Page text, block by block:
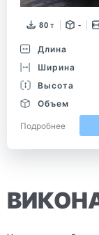
80 т -
Длина
Ширина
Высота
Объем
Подробнее